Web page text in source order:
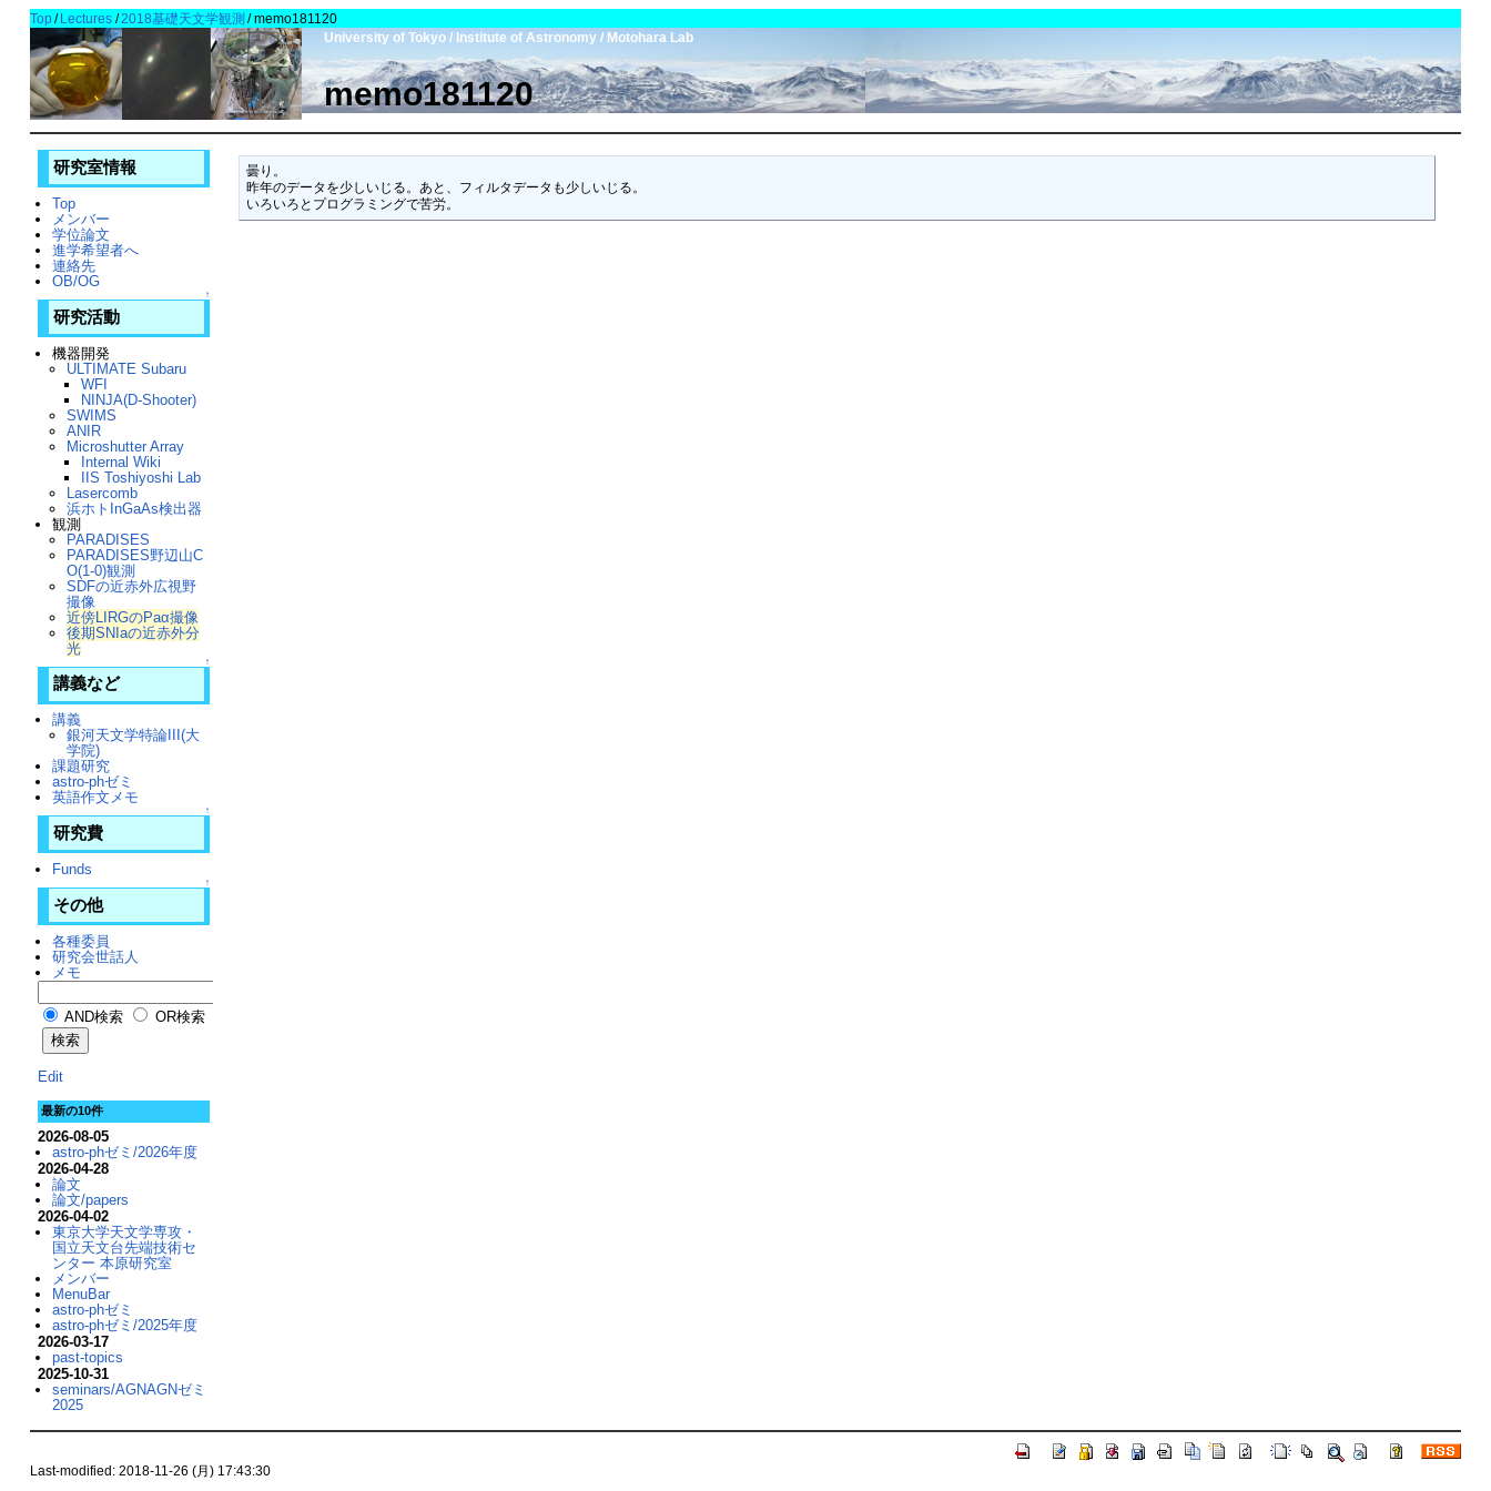
Top/ Lectures / 2018基礎天文学観測 / memo181120
University of Tokyo / Institute of Astronomy / Motohara Lab
memo181120
曇り。
昨年のデータを少しいじる。あと、フィルタデータも少しいじる。
研究室情報
Top
メンバー
学位論文
進学希望者へ
連絡先
OB/OG
↑
研究活動
機器開発
ULTIMATE Subaru
WFI
NINJA(D-Shooter)
SWIMS
ANIR
Microshutter Array
Internal Wiki
IIS Toshiyoshi Lab
Lasercomb
浜ホトInGaAs検出器
観測
PARADISES
PARADISES野辺山C
O(1-0)観測
SDFの近赤外広視野
撮像
近傍LIRGのPaα撮像
後期SNIaの近赤外分
光
↑
講義など
講義
銀河天文学特論III(大
学院)
課題研究
astro-phゼミ
英語作文メモ
↑
研究費
Funds
↑
その他
各種委員
研究会世話人
メモ
AND検索 OR検索
Edit
最新の10件
2026-08-05
astro-phゼミ/2026年度
2026-04-28
論文
論文/papers
2026-04-02
東京大学天文学専攻・
国立天文台先端技術セ
ンター 本原研究室
メンバー
MenuBar
astro-phゼミ
astro-phゼミ/2025年度
2026-03-17
past-topics
2025-10-31
seminars/AGNAGNゼミ
2025
Last-modified: 2018-11-26 (月) 17:43:30